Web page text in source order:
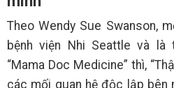
Theo Wendy Sue Swanson,
bệnh viện Nhi Seattle và
“Mama Doc Medicine” thì,
các mối quan hệ độc lập bên